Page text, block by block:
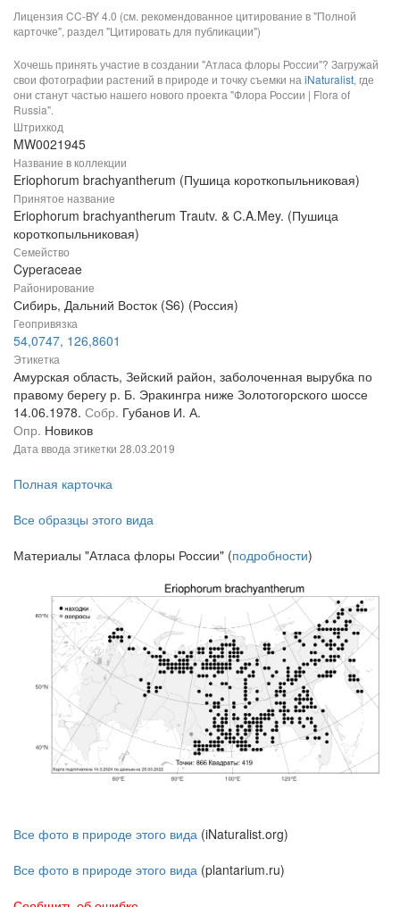
Лицензия CC-BY 4.0 (см. рекомендованное цитирование в "Полной
карточке", раздел "Цитировать для публикации")
Хочешь принять участие в создании "Атласа флоры России"? Загружай
свои фотографии растений в природе и точку съемки на iNaturalist, где
они станут частью нашего нового проекта "Флора России | Flora of
Russia".
Штрихкод
MW0021945
Название в коллекции
Eriophorum brachyantherum (Пушица короткопыльниковая)
Принятое название
Eriophorum brachyantherum Trautv. & C.A.Mey. (Пушица
короткопыльниковая)
Семейство
Cyperaceae
Районирование
Сибирь, Дальний Восток (S6) (Россия)
Геопривязка
54,0747, 126,8601
Этикетка
Амурская область, Зейский район, заболоченная вырубка по
правому берегу р. Б. Эракингра ниже Золотогорского шоссе
14.06.1978. Собр. Губанов И. А.
Опр. Новиков
Дата ввода этикетки 28.03.2019
Полная карточка
Все образцы этого вида
Материалы "Атласа флоры России" (подробности)
Все фото в природе этого вида (iNaturalist.org)
Все фото в природе этого вида (plantarium.ru)